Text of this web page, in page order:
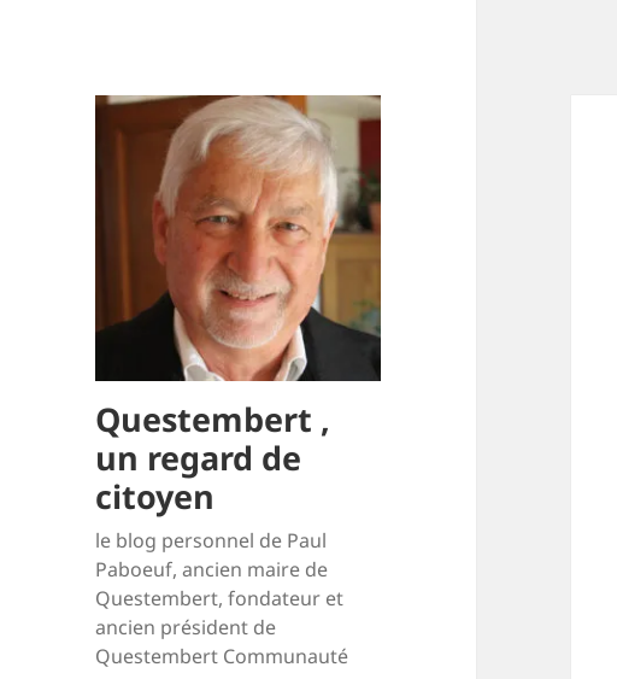
Questembert ,
un regard de
citoyen
le blog personnel de Paul
Paboeuf, ancien maire de
Questembert, fondateur et
ancien président de
Questembert Communauté